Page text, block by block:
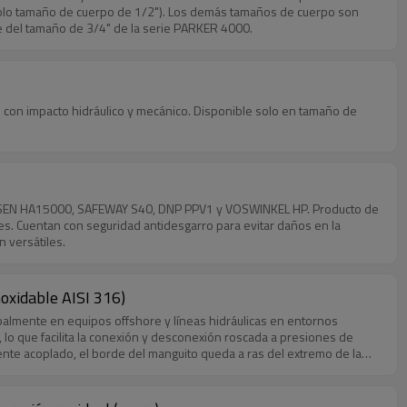
tamaño de cuerpo de 1/2"). Los demás tamaños de cuerpo son
tamaño de 3/4" de la serie PARKER 4000.
impacto hidráulico y mecánico. Disponible solo en tamaño de
HA15000, SAFEWAY S40, DNP PPV1 y VOSWINKEL HP. Producto de
Cuentan con seguridad antidesgarro para evitar daños en la
versátiles.
AISI 316)
en equipos offshore y líneas hidráulicas en entornos
que facilita la conexión y desconexión roscada a presiones de
acoplado, el borde del manguito queda a ras del extremo de la